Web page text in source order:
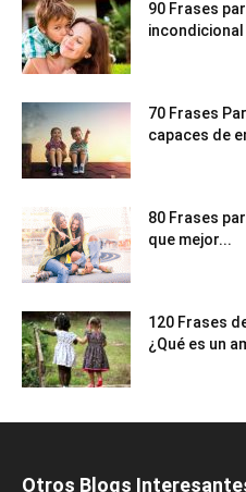
90 Frases
incondicional
70 Frases
capaces de
80 Frases
que mejor...
120 Frases
¿Qué es un
Otros Blogs